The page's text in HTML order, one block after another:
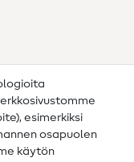
esimerkiksi
osapuolen
käytön